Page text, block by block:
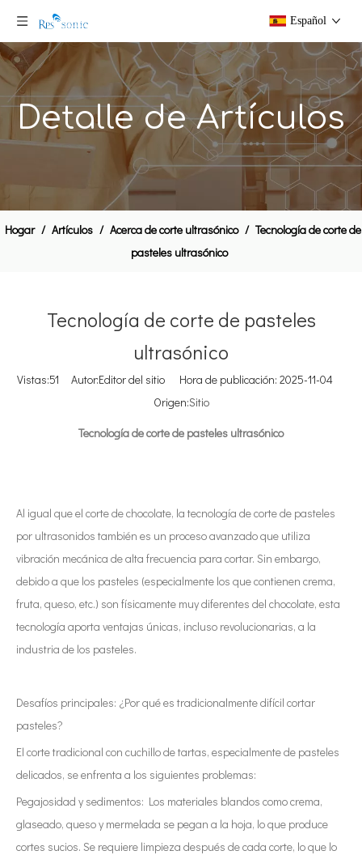
Español
Detalle de Artículos
Hogar / Artículos / Acerca de corte ultrasónico / Tecnología de corte de
pasteles ultrasónico
Tecnología de corte de pasteles
ultrasónico
Vistas:51 Autor:Editor del sitio Hora de publicación: 2025-11-04
Origen:Sitio
Tecnología de corte de pasteles ultrasónico
Al igual que el corte de chocolate, la tecnología de corte de pasteles
por ultrasonidos también es un proceso avanzado que utiliza
vibración mecánica de alta frecuencia para cortar. Sin embargo,
debido a que los pasteles (especialmente los que contienen crema,
fruta, queso, etc.) son físicamente muy diferentes del chocolate, esta
tecnología aporta ventajas únicas, incluso revolucionarias, a la
industria de los pasteles.
Desafíos principales: ¿Por qué es tradicionalmente difícil cortar
pasteles?
El corte tradicional con cuchillo de tartas, especialmente de pasteles
delicados, se enfrenta a los siguientes problemas:
Pegajosidad y sedimentos: Los materiales blandos como crema,
glaseado, queso y mermelada se pegan a la hoja, lo que produce
cortes sucios. Se requiere limpieza después de cada corte, lo que lo